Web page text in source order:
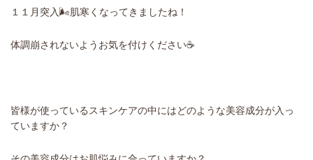
１１月突入🌬肌寒くなってきましたね！
体調崩されないようお気を付けください☕
皆様が使っているスキンケアの中にはどのような美容成分が入っ
ていますか？